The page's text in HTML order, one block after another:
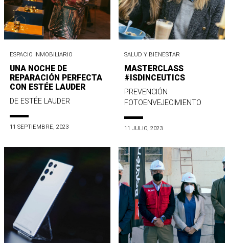
ESPACIO INMOBILIARIO
UNA NOCHE DE
REPARACIÓN PERFECTA
CON ESTÉE LAUDER
DE ESTÉE LAUDER
11 SEPTIEMBRE, 2023
SALUD Y BIENESTAR
MASTERCLASS
#ISDINCEUTICS
PREVENCIÓN
FOTOENVEJECIMIENTO
11 JULIO, 2023